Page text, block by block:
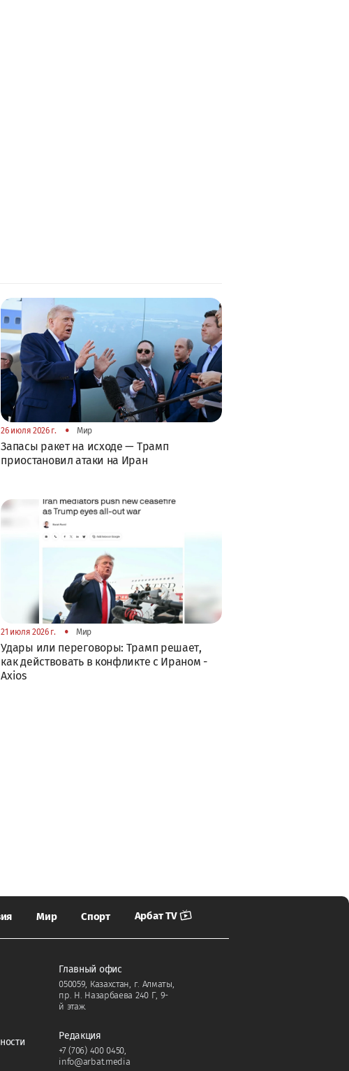
26 июля 2026 г. • Мир
Запасы ракет на исходе — Трамп
приостановил атаки на Иран
21 июля 2026 г. • Мир
Удары или переговоры: Трамп решает,
как действовать в конфликте с Ираном -
Axios
Мир Спорт Арбат TV
Главный офис
050059, Казахстан, г. Алматы,
пр. Н. Назарбаева 240 Г, 9-
й этаж.
Редакция
+7 (706) 400 0450
info@arbat.media